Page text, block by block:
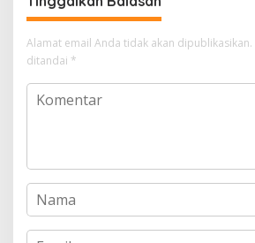
Alamat email Anda tidak akan dipublikasikan.
ditandai *